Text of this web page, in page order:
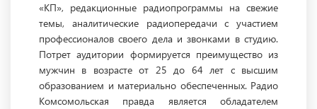
«КП», редакционные радиопрограммы на свежие
темы, аналитические радиопередачи с участием
профессионалов своего дела и звонками в студию.
Потрет аудитории формируется преимущество из
мужчин в возрасте от 25 до 64 лет с высшим
образованием и материально обеспеченных. Радио
Комсомольская правда является обладателем